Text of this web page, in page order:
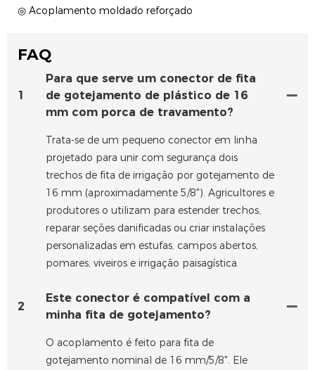
◎ Acoplamento moldado reforçado
FAQ
1
Para que serve um conector de fita
de gotejamento de plástico de 16
mm com porca de travamento?
Trata-se de um pequeno conector em linha
projetado para unir com segurança dois
trechos de fita de irrigação por gotejamento de
16 mm (aproximadamente 5/8"). Agricultores e
produtores o utilizam para estender trechos,
reparar seções danificadas ou criar instalações
personalizadas em estufas, campos abertos,
pomares, viveiros e irrigação paisagística.
2
Este conector é compatível com a
minha fita de gotejamento?
O acoplamento é feito para fita de
gotejamento nominal de 16 mm/5/8". Ele